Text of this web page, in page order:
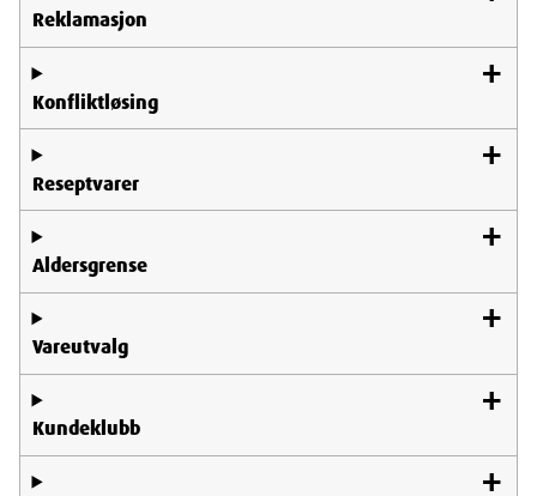
Reklamasjon
Konfliktløsing
Reseptvarer
Aldersgrense
Vareutvalg
Kundeklubb